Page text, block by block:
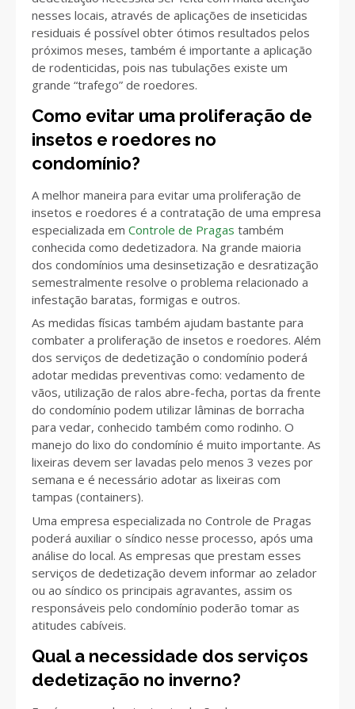
nesses locais, através de aplicações de inseticidas
residuais é possível obter ótimos resultados pelos
próximos meses, também é importante a aplicação
de rodenticidas, pois nas tubulações existe um
grande “trafego” de roedores.
Como evitar uma proliferação de
insetos e roedores no
condomínio?
A melhor maneira para evitar uma proliferação de
insetos e roedores é a contratação de uma empresa
especializada em Controle de Pragas também
conhecida como dedetizadora. Na grande maioria
dos condomínios uma desinsetização e desratização
semestralmente resolve o problema relacionado a
infestação baratas, formigas e outros.
As medidas físicas também ajudam bastante para
combater a proliferação de insetos e roedores. Além
dos serviços de dedetização o condomínio poderá
adotar medidas preventivas como: vedamento de
vãos, utilização de ralos abre-fecha, portas da frente
do condomínio podem utilizar lâminas de borracha
para vedar, conhecido também como rodinho. O
manejo do lixo do condomínio é muito importante. As
lixeiras devem ser lavadas pelo menos 3 vezes por
semana e é necessário adotar as lixeiras com
tampas (containers).
Uma empresa especializada no Controle de Pragas
poderá auxiliar o síndico nesse processo, após uma
análise do local. As empresas que prestam esses
serviços de dedetização devem informar ao zelador
ou ao síndico os principais agravantes, assim os
responsáveis pelo condomínio poderão tomar as
atitudes cabíveis.
Qual a necessidade dos serviços
dedetização no inverno?